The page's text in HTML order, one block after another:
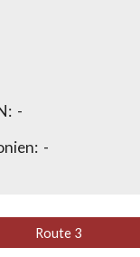
-
-
Route 3